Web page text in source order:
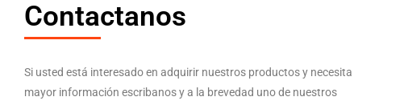
Contactanos
Si usted está interesado en adquirir nuestros productos y necesita
mayor información escribanos y a la brevedad uno de nuestros